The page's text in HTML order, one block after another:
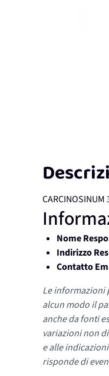
CARCINOSINUM
Nome
Indirizzo
Contatto
Le informazioni
alcun modo il
anche da fonti
variazioni non
e alle
risponde di